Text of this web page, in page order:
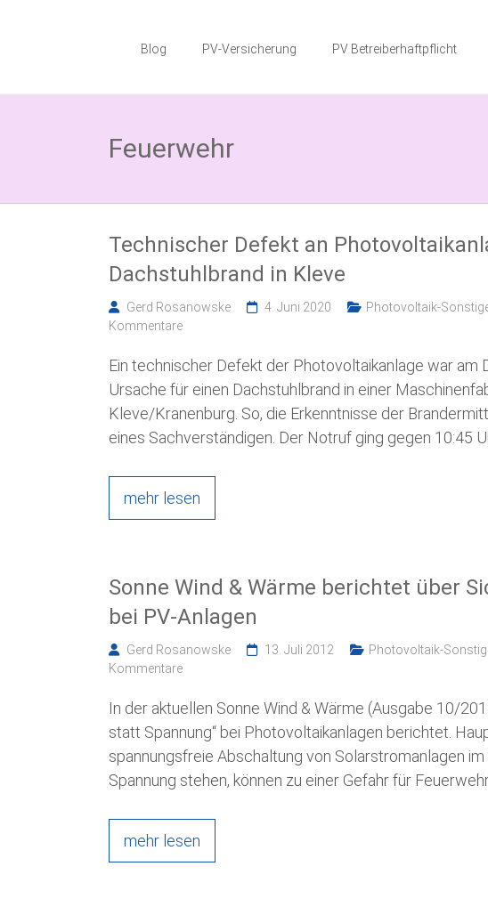
Photovoltaik
Thema
Photovoltaikversicherung,
Blog PV-Versicherung PV Betreiberhaftpflicht
Feuerwehr
Technischer Defekt an
Dachstuhlbrand in Kleve
Gerd Rosanowske 4. Juni 2020 Photovoltaik-
Kommentare
Ein technischer Defekt der Photovoltaikanlage war am
Ursache für einen Dachstuhlbrand in einer
Kleve/Kranenburg. So, die Erkenntnisse der
eines Sachverständigen. Der Notruf ging gegen 10:45
mehr lesen
Sonne Wind & Wärme berichtet über
bei PV-Anlagen
Gerd Rosanowske 13. Juli 2012 Photovoltaik-
Kommentare
In der aktuellen Sonne Wind & Wärme (Ausgabe 10/
statt Spannung“ bei Photovoltaikanlagen berichtet.
spannungsfreie Abschaltung von Solarstromanlagen
Spannung stehen, können zu einer Gefahr für
mehr lesen